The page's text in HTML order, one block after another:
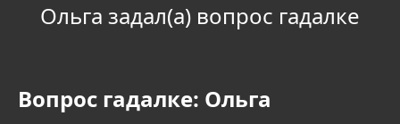
Ольга задал(а) вопрос гадалке
Вопрос гадалке: Ольга